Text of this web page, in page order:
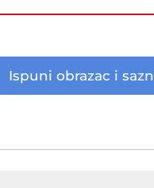
Ispuni obrazac i